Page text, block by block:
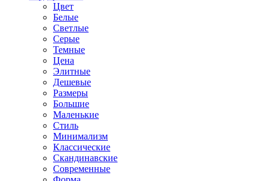
Цвет
Белые
Светлые
Серые
Темные
Цена
Элитные
Дешевые
Размеры
Большие
Маленькие
Стиль
Минимализм
Классические
Скандинавские
Современные